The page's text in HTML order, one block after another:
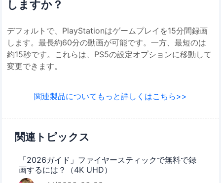
しますか？
デフォルトで、PlayStationはゲームプレイを15分間録画
します。最長約60分の動画が可能です。一方、最短のは
約15秒です。これらは、PS5の設定オプションに移動して
変更できます。
関連製品についてもっと詳しくはこちら>>
関連トピックス
「2026ガイド」ファイヤースティックで無料で録
画するには？（4K UHD）